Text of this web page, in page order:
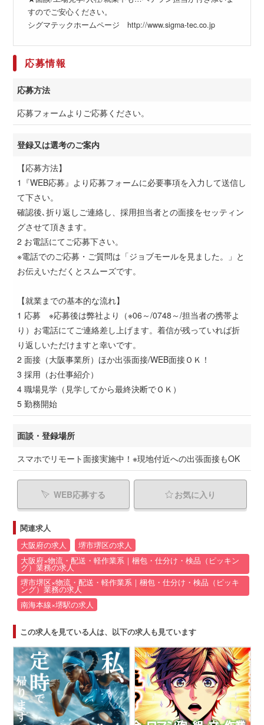
すのでご安心ください。
シグマテックホームページ http://www.sigma-tec.co.jp
応募情報
応募方法
応募フォームよりご応募ください。
登録又は選考のご案内
【応募方法】
1『WEB応募』より応募フォームに必要事項を入力して送信し
て下さい。
確認後､折り返しご連絡し、採用担当者との面接をセッティン
グさせて頂きます。
2 お電話にてご応募下さい。
※電話でのご応募・ご質問は「ジョブモールを見ました。」と
お伝えいただくとスムーズです。
【就業までの基本的な流れ】
1 応募 ※応募後は弊社より（※06～/0748～/担当者の携帯よ
り）お電話にてご連絡差し上げます。着信が残っていれば折
り返しいただけますと幸いです。
2 面接（大阪事業所）ほか出張面接/WEB面接ＯＫ！
3 採用（お仕事紹介）
4 職場見学（見学してから最終決断でＯＫ）
5 勤務開始
面談・登録場所
スマホでリモート面接実施中！※現地付近への出張面接もOK
WEB応募する お気に入り
関連求人
大阪府の求人
堺市堺区の求人
大阪府×物流・配送・軽作業系｜梱包・仕分け・検品（ピッキン
グ）業務の求人
堺市堺区×物流・配送・軽作業系｜梱包・仕分け・検品（ピッキ
ング）業務の求人
南海本線×堺駅の求人
この求人を見ている人は、以下の求人も見ています